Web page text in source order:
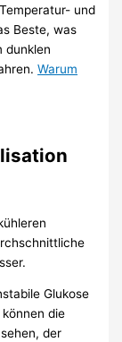
und
Beste, was
dunklen
Warum
Glukose
die
der